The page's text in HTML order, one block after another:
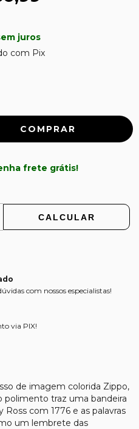
juros
com Pix
frete grátis!
CALCULAR
com nossos especialistas!
via PIX!
de imagem colorida Zippo,
polimento traz uma bandeira
com 1776 e as palavras
um lembrete das